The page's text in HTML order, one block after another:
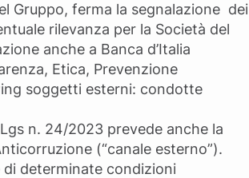
Gruppo, ferma la segnalazione dei
rilevanza per la Società del
anche a Banca d’Italia
Etica, Prevenzione
soggetti esterni: condotte
n. 24/2023 prevede anche la
(“canale esterno”).
di determinate condizioni